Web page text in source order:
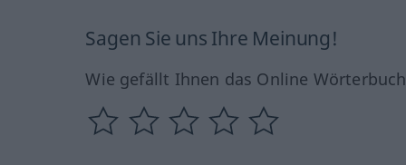
Sagen Sie uns Ihre Meinung!
Wie gefällt Ihnen das Online